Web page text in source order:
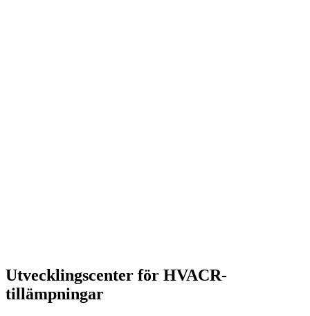
Utvecklingscenter för HVACR-
tillämpningar